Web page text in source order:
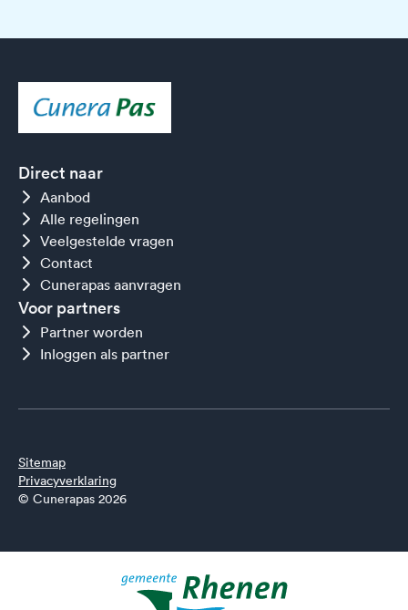
Direct naar
Aanbod
Alle regelingen
Veelgestelde vragen
Contact
Cunerapas aanvragen
Voor partners
Partner worden
Inloggen als partner
Sitemap
Privacyverklaring
© Cunerapas 2026